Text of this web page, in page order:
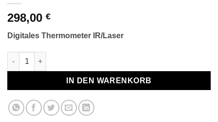
298,00 €
Digitales Thermometer IR/Laser
Klimaanlagen-Öl-Checker für Kältemittel R134a Menge
IN DEN WARENKORB